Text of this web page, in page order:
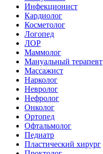
Инфекционист
Кардиолог
Косметолог
Логопед
ЛОР
Маммолог
Мануальный терапевт
Массажист
Нарколог
Невролог
Нефролог
Онколог
Ортопед
Офтальмолог
Педиатр
Пластический хирург